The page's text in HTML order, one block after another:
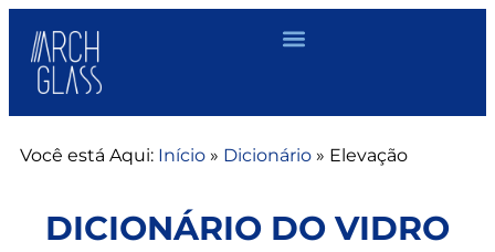
Você está Aqui: Início » Dicionário » Elevação
DICIONÁRIO DO VIDRO